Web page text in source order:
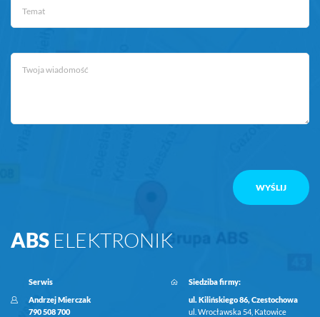
ABS ELEKTRONIK
Serwis
Andrzej Mierczak
790 508 700
Siedziba firmy:
ul. Kilińskiego 86, Czestochowa
ul. Wrocławska 54, Katowice